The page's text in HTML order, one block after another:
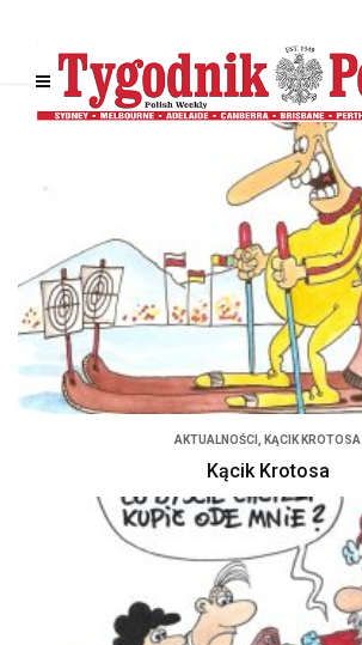
AKTUALNOŚCI , KĄCIK KROTOSA
Kącik Krotosa